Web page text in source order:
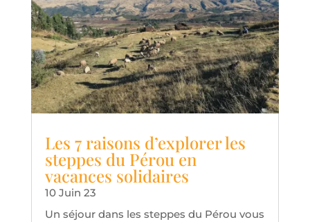
Les 7 raisons d’explorer les
steppes du Pérou en
vacances solidaires
10 Juin 23
Un séjour dans les steppes du Pérou vous